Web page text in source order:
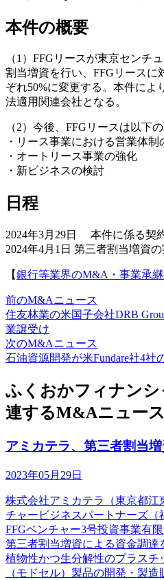
本件の概要
（1）FFGリースが東京センチ
割当増資を行い、FFGリースに
ぞれ50%に変更する。本件によ
法適用関連会社となる。
（2）今後、FFGリースは以下
・リース事業における営業体制
・オートリース事業の強化
・新ビジネスの検討
日程
2024年3月29日 本件に係る契
2024年4月1日 第三者割当増資
【銀行等業界のM&A・事業承
前のM&Aニュース
住友林業の米国子会社DRB
業譲受け
次のM&Aニュース
石油資源開発が米Fundare社4社
ふくおかフィナン
連するM&Aニュース
アミカテラ、第三者割当
2023年05月29日
株式会社アミカテラ（東京都江
チャービジネスパートナーズ（
FFGベンチャー3号投資事業有
第三者割当増資による資金調達
植物性かつ生分解性のプラスチ
（モドセル）製品の開発・製